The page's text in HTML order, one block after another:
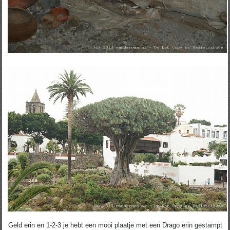
Geld erin en 1-2-3 je hebt een mooi plaatje met een Drago erin gestampt